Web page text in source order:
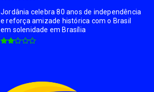
Jordânia celebra 80 anos de independência
e reforça amizade histórica com o Brasil
em solenidade em Brasília